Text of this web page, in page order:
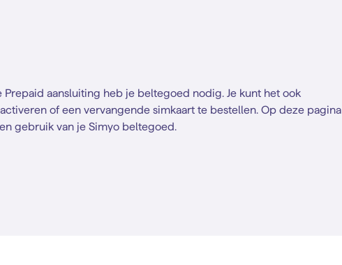
aansluiting heb je beltegoed nodig. Je kunt het ook
of een vervangende simkaart te bestellen. Op deze pagina
gebruik van je Simyo beltegoed.